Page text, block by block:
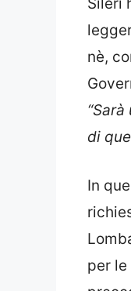
nè,
di
In
per